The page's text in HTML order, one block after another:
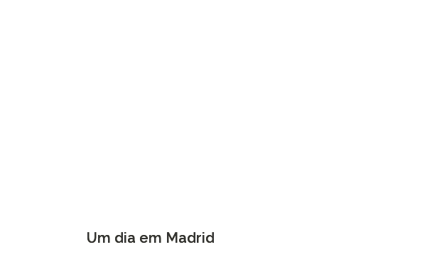
Um dia em Madrid